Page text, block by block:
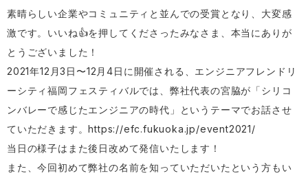
素晴らしい企業やコミュニティと並んでの受賞となり、大変感
激です。いいね👍を押してくださったみなさま、本当にありが
とうございました！
2021年12月3日〜12月4日に開催される、エンジニアフレンドリ
ーシティ福岡フェスティバルでは、弊社代表の宮脇が「シリコ
ンバレーで感じたエンジニアの時代」というテーマでお話させ
ていただきます。https://efc.fukuoka.jp/event2021/
当日の様子はまた後日改めて発信いたします！
また、今回初めて弊社の名前を知っていただいたという方もい